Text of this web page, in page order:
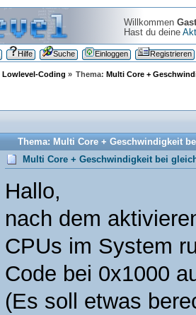
Willkommen Gast
Hast du deine
Hilfe Suche Einloggen Registrieren
Lowlevel-Coding » Thema: Multi Core +
Thema: Multi Core + Geschwindigkeit
Multi Core + Geschwindigkeit bei
Hallo,
nach dem
CPUs im System
Code bei 0x1000
(Es soll etwas